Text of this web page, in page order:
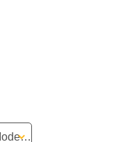
рогожка Vizit, рогожка Moderno